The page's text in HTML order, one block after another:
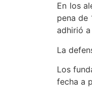
En los
pena de
adhirió
La
Los
fecha a